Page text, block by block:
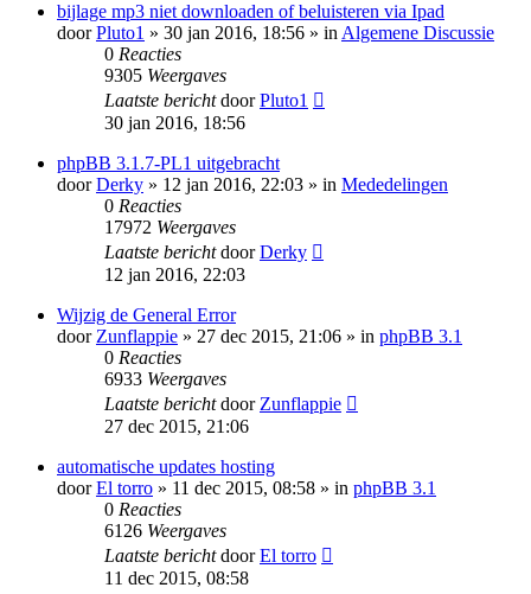
bijlage mp3 niet downloaden of beluisteren via Ipad
doorPluto1 » 30 jan 2016, 18:56 » inAlgemene Discussie
0 Reacties
9305 Weergaves
Laatste berichtdoorPluto1
30 jan 2016, 18:56
phpBB 3.1.7-PL1 uitgebracht
doorDerky » 12 jan 2016, 22:03 » in Mededelingen
0 Reacties
17972 Weergaves
Laatste berichtdoorDerky
12 jan 2016, 22:03
Wijzig de General Error
doorZunflappie » 27 dec 2015, 21:06 » in phpBB 3.1
0 Reacties
6933 Weergaves
Laatste berichtdoorZunflappie
27 dec 2015, 21:06
automatische updates hosting
doorEl torro » 11 dec 2015, 08:58 » in phpBB 3.1
0 Reacties
6126 Weergaves
Laatste berichtdoorEl torro
11 dec 2015, 08:58